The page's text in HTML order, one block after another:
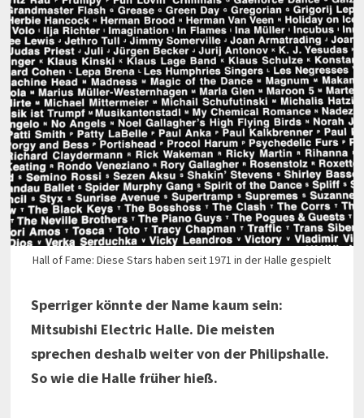
Hall of Fame: Diese Stars haben seit 1971 in der Halle gespielt
Sperriger könnte der Name kaum sein:
Mitsubishi Electric Halle. Die meisten
sprechen deshalb weiter von der Philipshalle.
So wie die Halle früher hieß.